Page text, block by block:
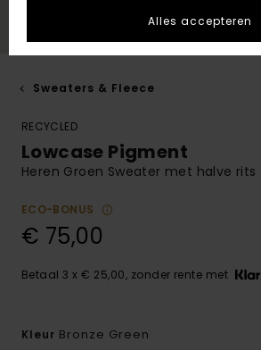
Sweaters & Fleece
RECYCLED
Lowcase Pigment
Heren Groen Sweater met halve rits
ECO-BONUS
€ 75,00
Betaal 3 x € 25,00, zonder rente met
Kleur Bronze Green
Alles accepteren